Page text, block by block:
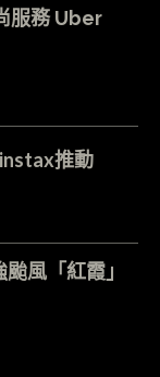
服務 Uber
推動
風「紅霞」